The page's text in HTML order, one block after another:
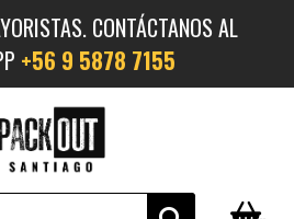
CONTÁCTANOS AL
+56 9 5878 7155